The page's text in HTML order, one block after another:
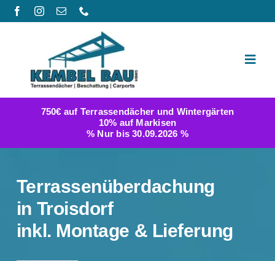
Zum
Produktwelt
FAQ
Konfigurator
750€ auf Terrassendächer und Wintergärten
10% auf Markisen
% Nur bis 30.09.2026 %
Terrassenüberdachung
in Troisdorf
inkl. Montage & Lieferung